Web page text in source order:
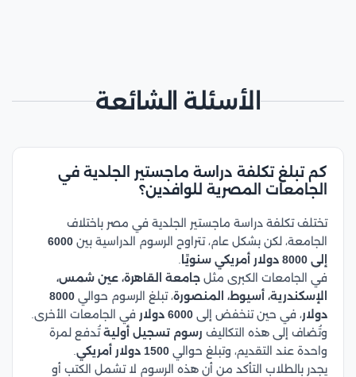
الأسئلة الشائعة
كم تبلغ تكلفة دراسة ماجستير الجلدية في
الجامعات المصرية للوافدين؟
تختلف تكلفة دراسة ماجستير الجلدية في مصر باختلاف
الجامعة، لكن بشكل عام، تتراوح الرسوم الدراسية بين 6000
إلى 8000 دولار أمريكي سنويًا
في الجامعات الكبرى مثل جامعة القاهرة، عين شمس،
الإسكندرية، أسيوط، المنصورة، تبلغ الرسوم حوالي 8000
دولار، في حين تنخفض إلى 6000 دولار
في الجامعات الأخرى.
وتُضاف إلى هذه التكاليف رسوم تسجيل أوليةتُدفع لمرة
واحدة عند التقديم، وتبلغ حوالي 1500 دولار أمريكي
يجدر بالطلاب التأكد من أن هذه الرسوم لا تشمل الكتب أو